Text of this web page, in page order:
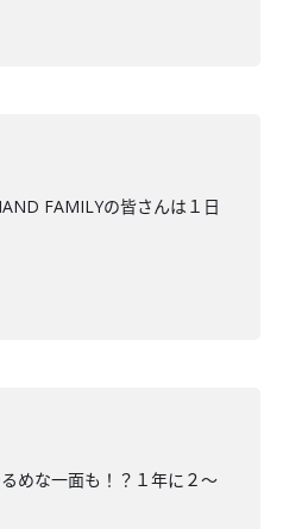
FAMILYの皆さんは１日
めな一面も！？１年に２～